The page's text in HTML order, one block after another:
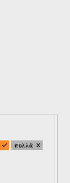
πολλά